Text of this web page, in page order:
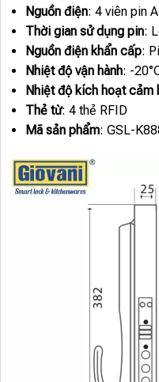
Nguồn điện: 4 viên pin
Thời gian sử dụng pin:
Nguồn điện khẩn cấp:
Nhiệt độ vận hành: -
Nhiệt độ kích hoạt cảm
Thẻ từ: 4 thẻ RFID
Mã sản phẩm: GSL-